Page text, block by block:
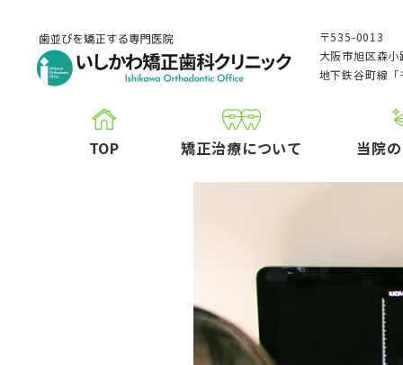
〒535-0013
大阪市旭区森
地下鉄谷町線
TOP 矯正治療について 当院